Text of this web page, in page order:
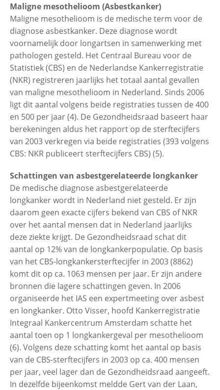
Maligne mesothelioom (Asbestkanker)
Maligne mesothelioom is de medische term voor de
diagnose asbestkanker. Deze diagnose wordt
voornamelijk door longartsen in samenwerking met
pathologen gesteld. Het Centraal Bureau voor de
Statistiek (CBS) en de Nederlandse Kankerregistratie
(NKR) registreren jaarlijks het totaal aantal gevallen
van maligne mesothelioom in Nederland. Sinds 2006
ligt dit aantal volgens beide registraties tussen de 400
en 500 per jaar (4). De Gezondheidsraad baseert haar
berekeningen aldus het rapport op de sterftecijfers
van 2003 verkregen via beide registraties (393 volgens
CBS: NKR publiceert sterftecijfers CBS) (5).
Schattingen van asbestgerelateerde longkanker
De medische diagnose asbestgerelateerde
longkanker wordt in Nederland niet gesteld. Er zijn
daarom geen exacte cijfers bekend van CBS of NKR
over het aantal mensen dat in Nederland jaarlijks
deze ziekte krijgt. De Gezondheidsraad schat dit
aantal op 12% van de longkankerpopulatie. Op basis
van het CBS-longkankersterftecijfer in 2003 (8862)
komt dit op ca. 1063 mensen per jaar. Er zijn andere
bronnen die lagere schattingen geven. In 2006
organiseerde het IAS een expertmeeting over asbest
en longkanker. Otto Visser, hoofd Kankerregistratie
Integraal Kankercentrum Amsterdam schatte het
aantal toen op 1 longkankergeval per mesothelioom
(6). Volgens deze schatting komt het aantal op basis
van de CBS-sterftecijfers in 2003 op ca. 400 mensen
per jaar, veel lager dan de Gezondheidsraad aangeeft.
In dezelfde bijeenkomst meldde Gert van der Laan,